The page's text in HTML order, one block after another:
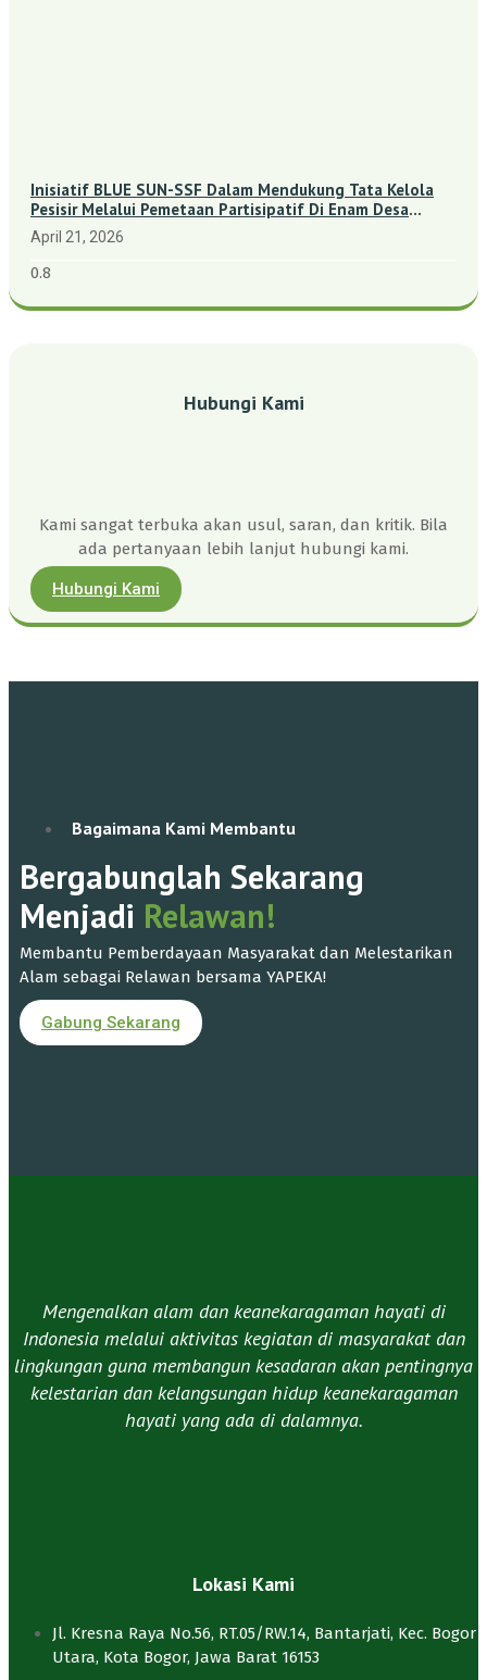
Inisiatif BLUE SUN-SSF Dalam Mendukung Tata Kelola
Pesisir Melalui Pemetaan Partisipatif Di Enam Desa
Kepulauan Riau
April 21, 2026
Hubungi Kami
Kami sangat terbuka akan usul, saran, dan kritik. Bila
ada pertanyaan lebih lanjut hubungi kami.
Hubungi Kami
Bagaimana Kami Membantu
Bergabunglah Sekarang
Menjadi Relawan!
Membantu Pemberdayaan Masyarakat dan Melestarikan
Alam sebagai Relawan bersama YAPEKA!
Gabung Sekarang
Mengenalkan alam dan keanekaragaman hayati di
Indonesia melalui aktivitas kegiatan di masyarakat dan
lingkungan guna membangun kesadaran akan pentingnya
kelestarian dan kelangsungan hidup keanekaragaman
hayati yang ada di dalamnya.​
Lokasi Kami
Jl. Kresna Raya No.56, RT.05/RW.14, Bantarjati, Kec. Bogor
Utara, Kota Bogor, Jawa Barat 16153